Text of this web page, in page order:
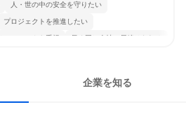
人・世の中の安全を守りたい
プロジェクトを推進したい
チームワークを重視 長く同じ会社に居続けられる
企業を知る